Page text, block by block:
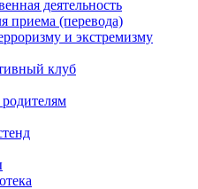
деятельность
приема (перевода)
и экстремизму
клуб